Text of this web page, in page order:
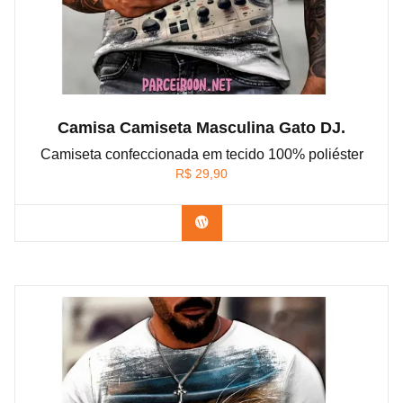
Camisa Camiseta Masculina Gato DJ.
Camiseta confeccionada em tecido 100% poliéster
R$ 29,90
Confira na Shopee